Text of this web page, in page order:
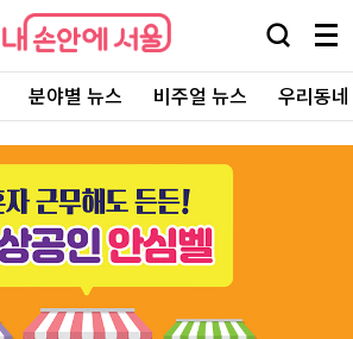
내
손
에
울
검
창
열
기
메
뉴
전
체
보
기
분야별 뉴스 비주얼 뉴스 우리동